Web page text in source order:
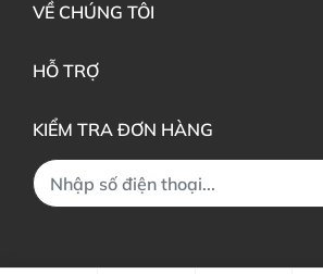
VỀ CHÚNG TÔI
HỖ TRỢ
KIỂM TRA ĐƠN HÀNG